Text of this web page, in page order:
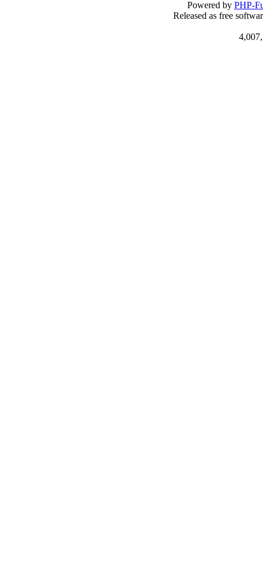
Powered by PHP-
Released as free